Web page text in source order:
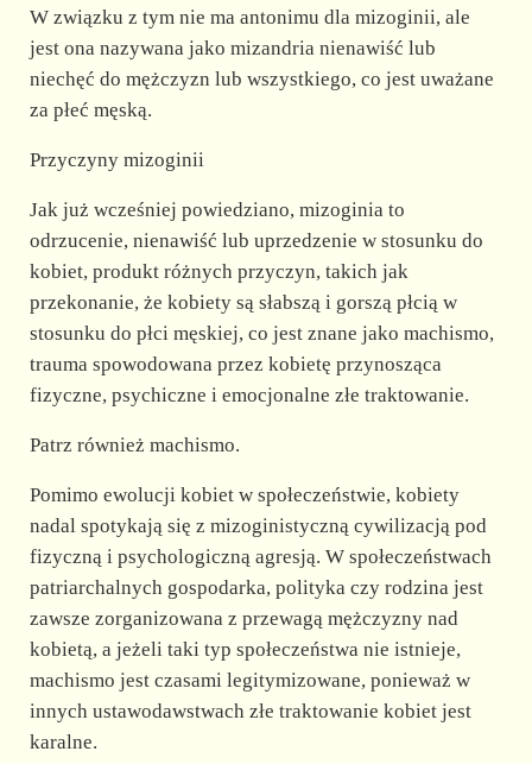
W związku z tym nie ma antonimu dla mizoginii, ale
jest ona nazywana jako mizandria nienawiść lub
niechęć do mężczyzn lub wszystkiego, co jest uważane
za płeć męską.
Przyczyny mizoginii
Jak już wcześniej powiedziano, mizoginia to
odrzucenie, nienawiść lub uprzedzenie w stosunku do
kobiet, produkt różnych przyczyn, takich jak
przekonanie, że kobiety są słabszą i gorszą płcią w
stosunku do płci męskiej, co jest znane jako machismo,
trauma spowodowana przez kobietę przynosząca
fizyczne, psychiczne i emocjonalne złe traktowanie.
Patrz również machismo.
Pomimo ewolucji kobiet w społeczeństwie, kobiety
nadal spotykają się z mizoginistyczną cywilizacją pod
fizyczną i psychologiczną agresją. W społeczeństwach
patriarchalnych gospodarka, polityka czy rodzina jest
zawsze zorganizowana z przewagą mężczyzny nad
kobietą, a jeżeli taki typ społeczeństwa nie istnieje,
machismo jest czasami legitymizowane, ponieważ w
innych ustawodawstwach złe traktowanie kobiet jest
karalne.